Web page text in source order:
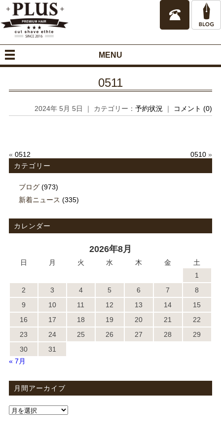
MENU
0511
2024年 5月 5日 ｜ カテゴリー：予約状況 ｜ コメント (0)
« 0512 0510 »
カテゴリー
ブログ(973)
新着ニュース (335)
カレンダー
2026年8月
日 月 火 水 木 金
土
1
2
3 4 5 6 7
8
9
10 11 12 13 14
15
16
17 18 19 20 21
22
23
24 25 26 27 28
29
30
31
« 7月
月間アーカイブ